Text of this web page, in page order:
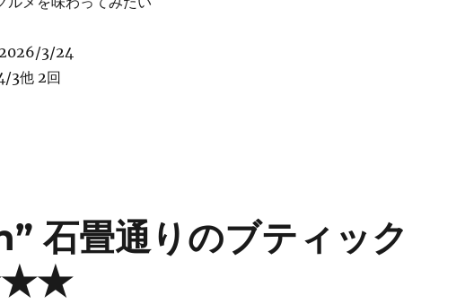
3/24
3他 2回
” 昼から飲めるアットホームな居酒屋♪ ★★★★” の
石畳通りのブティック